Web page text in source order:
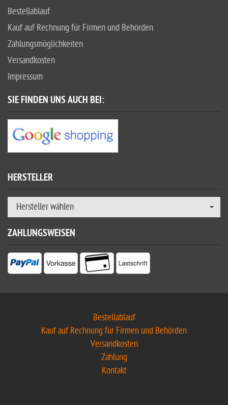
Bestellablauf
Kauf auf Rechnung für Firmen und Behörden
Zahlungsmöglichkeiten
Versandkosten
Impressum
SIE FINDEN UNS AUCH BEI:
HERSTELLER
Hersteller wählen
ZAHLUNGSWEISEN
Bestellablauf
Kauf auf Rechnung für Firmen und Behörden
Versandkosten
Zahlung
Kontakt